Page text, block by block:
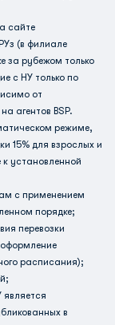
сайте
(в филиале
за рубежом только
с HY только по
от
агентов BSP.
режиме,
15% для взрослых и
установленной
с применением
порядке;
перевозки
расписания);
в